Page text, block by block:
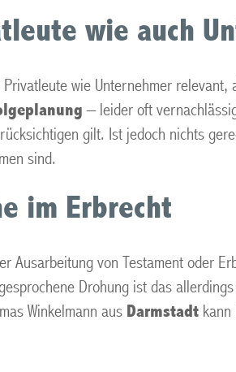
wie auch
wie Unternehmer
– leider oft
gilt. Ist jedoch nichts
sind.
im Erbrecht
Ausarbeitung von Testament oder
Drohung ist das
Winkelmann aus Darmstadt kann